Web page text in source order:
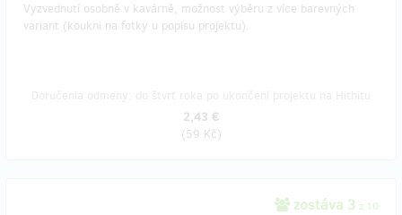
Vyzvednutí osobně v kavárně, možnost výběru z více barevných
variant (koukni na fotky u popisu projektu).
2,43 €
(59 Kč)
zostáva 3 z 10